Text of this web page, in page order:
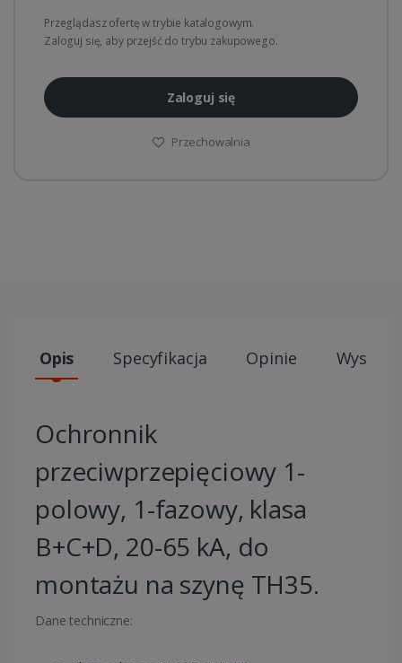
Przeglądasz ofertę w trybie katalogowym.
Zaloguj się, aby przejść do trybu zakupowego.
Zaloguj się
Przechowalnia
Opis Specyfikacja Opinie Wysyłki
Ochronnik
przeciwprzepięciowy 1-
polowy, 1-fazowy, klasa
B+C+D, 20-65 kA, do
montażu na szynę TH35.
Dane techniczne: